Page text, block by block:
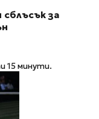
сблъсък за
15 минути.